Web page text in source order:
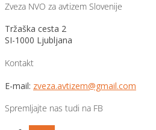
Zveza NVO za avtizem Slovenije
Tržaška cesta 2
SI-1000 Ljubljana
Kontakt
E-mail: zveza.avtizem@gmail.com
Spremljajte nas tudi na FB